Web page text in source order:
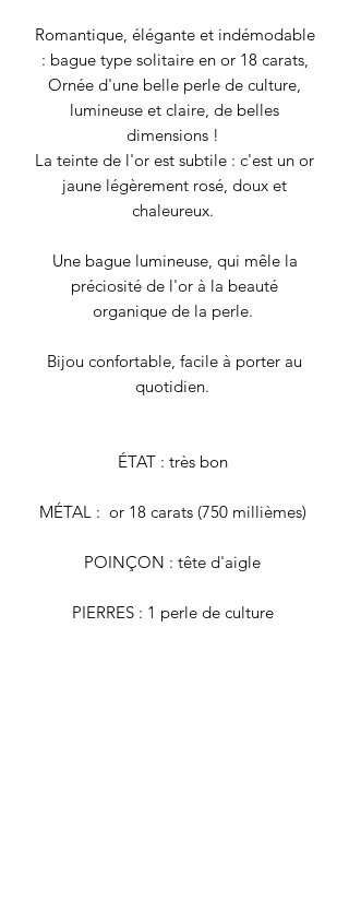
Romantique, élégante et indémodable
: bague type solitaire en or 18 carats,
Ornée d'une belle perle de culture,
lumineuse et claire, de belles
dimensions !
La teinte de l'or est subtile : c'est un or
jaune légèrement rosé, doux et
chaleureux.
Une bague lumineuse, qui mêle la
préciosité de l'or à la beauté
organique de la perle.
Bijou confortable, facile à porter au
quotidien.
ÉTAT : très bon
MÉTAL : or 18 carats (750 millièmes)
POINÇON : tête d'aigle
PIERRES : 1 perle de culture